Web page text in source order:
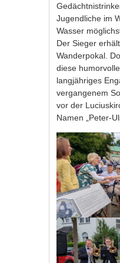
Jugendliche im
Wasser
Der Sieger
Wanderpokal.
diese
langjähriges
vergangenem
vor der
Namen „Peter-